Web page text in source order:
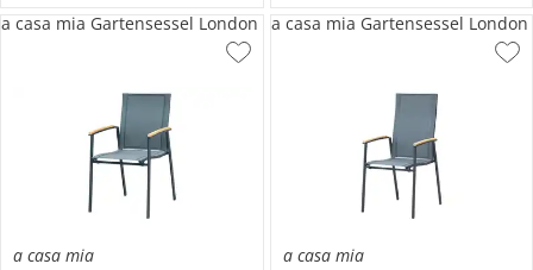
a casa mia
a casa mia Gartensessel London
a casa mia
a casa mia Gartensessel London